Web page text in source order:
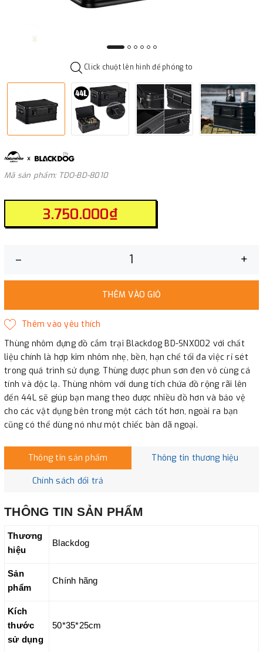
Click chuột lên hình để phóng to
Mã sản phẩm: TDO-BD-8010
3.750.000₫
– +
THÊM VÀO GIỎ
Thùng nhôm đựng đồ cắm trại Blackdog BD-SNX002 với chất
liệu chính là hợp kim nhôm nhẹ, bền, hạn chế tối đa việc rỉ sét
trong quá trình sử dụng. Thùng được phun sơn đen vô cùng cá
tính và độc lạ. Thùng nhôm với dung tích chứa đồ rộng rãi lên
đến 44L sẽ giúp bạn mang theo được nhiều đồ hơn và bảo vệ
cho các vật dụng bên trong một cách tốt hơn, ngoài ra bạn
cũng có thể dùng nó như một chiếc bàn dã ngoại.
Thông tin sản phẩm Thông tin thương hiệu
Chính sách đổi trả
THÔNG TIN SẢN PHẨM
Thương
hiệu
Blackdog
Sản
phẩm
Chính hãng
Kích
thước
sử dụng
50*35*25cm